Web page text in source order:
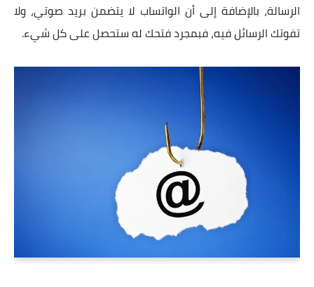
الرسالة، بالإضافة إلى أن الواتساب لا يتضمن بريد صوتي، ولا
تفوتك الرسائل فيه، فبمجرد فتحك له ستحصل على كل شيء.